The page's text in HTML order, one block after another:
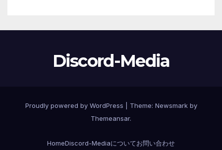
Discord-Media
Proudly powered by WordPress Theme: Newsmarkby
Themeansar.
HomeDiscord-Mediaについてお問い合わせ